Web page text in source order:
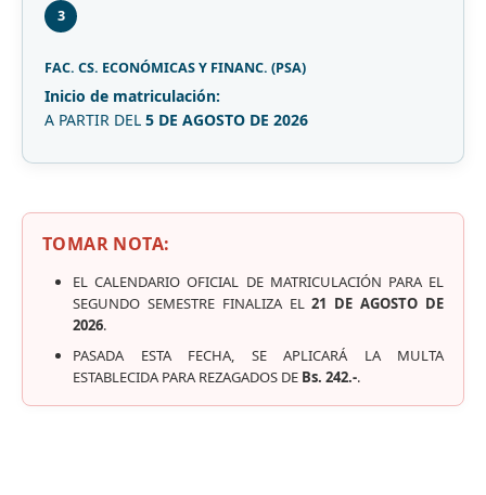
3
FAC. CS. ECONÓMICAS Y FINANC. (PSA)
Inicio de matriculación:
A PARTIR DEL 5 DE AGOSTO DE 2026
TOMAR NOTA:
EL CALENDARIO OFICIAL DE MATRICULACIÓN PARA EL
SEGUNDO SEMESTRE FINALIZA EL21 DE AGOSTO DE
2026.
PASADA ESTA FECHA, SE APLICARÁ LA MULTA
ESTABLECIDA PARA REZAGADOS DE Bs. 242.-.